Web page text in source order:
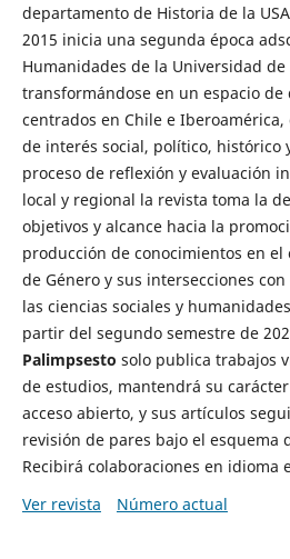
departamento de Historia de la
2015 inicia una segunda época
Humanidades de la Universidad de
transformándose en un espacio
centrados en Chile e
de interés social, político, histórico
proceso de reflexión y evaluación
local y regional la revista toma la
objetivos y alcance hacia la
producción de conocimientos en el
de Género y sus intersecciones
las ciencias sociales y
partir del segundo semestre de
Palimpsesto solo publica trabajos
de estudios, mantendrá su
acceso abierto, y sus artículos
revisión de pares bajo el esquema
Recibirá colaboraciones en idioma
Ver revista
Número actual